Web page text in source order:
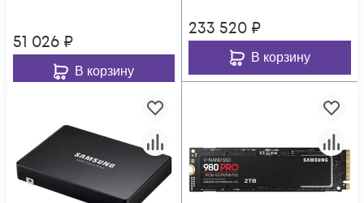
51 026 ₽
В корзину
233 520 ₽
В корзину